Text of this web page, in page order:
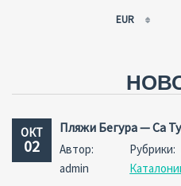
EUR
RUB
CNY
ОКТ
02
Пляжи Бегура — Са
Автор:
admin
Рубрики: